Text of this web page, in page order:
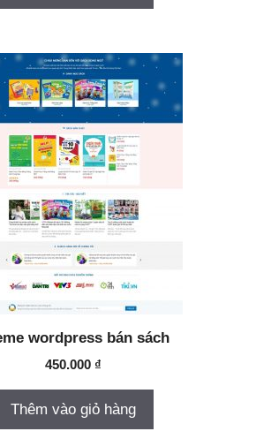
wordpress bán sách
450.000 ₫
Thêm vào giỏ hàng